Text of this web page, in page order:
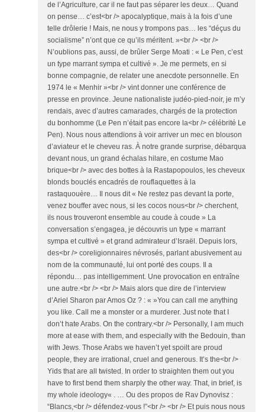
de l’Agriculture, car il ne faut pas séparer les deux… Quand
on pense… c’est<br /> apocalyptique, mais à la fois d’une
telle drôlerie ! Mais, ne nous y trompons pas… les “déçus du
socialisme” n’ont que ce qu’ils méritent. »<br /> <br />
N’oublions pas, aussi, de brûler Serge Moati : « Le Pen, c’est
un type marrant sympa et cultivé ». Je me permets, en si
bonne compagnie, de relater une anecdote personnelle. En
1974 le « Menhir »<br /> vint donner une conférence de
presse en province. Jeune nationaliste judéo-pied-noir, je m’y
rendais, avec d’autres camarades, chargés de la protection
du bonhomme (Le Pen n’était pas encore la<br /> célébrité Le
Pen). Nous nous attendions à voir arriver un mec en blouson
d’aviateur et le cheveu ras. À notre grande surprise, débarqua
devant nous, un grand échalas hilare, en costume Mao
brique<br /> avec des bottes à la Rastapopoulos, les cheveux
blonds bouclés encadrés de rouflaquettes à la
rastaquouère… Il nous dit « Ne restez pas devant la porte,
venez bouffer avec nous, si les cocos nous<br /> cherchent,
ils nous trouveront ensemble au coude à coude » La
conversation s’engagea, je découvris un type « marrant
sympa et cultivé » et grand admirateur d’Israël. Depuis lors,
des<br /> coreligionnaires névrosés, parlant abusivement au
nom de la communauté, lui ont porté des coups. Il a
répondu… pas intelligemment. Une provocation en entraîne
une autre.<br /> <br /> Mais alors que dire de l’interview
d’Ariel Sharon par Amos Oz ? : « »You can call me anything
you like. Call me a monster or a murderer. Just note that I
don’t hate Arabs. On the contrary.<br /> Personally, I am much
more at ease with them, and especially with the Bedouin, than
with Jews. Those Arabs we haven’t yet spoilt are proud
people, they are irrational, cruel and generous. It’s the<br />
Yids that are all twisted. In order to straighten them out you
have to first bend them sharply the other way. That, in brief, is
my whole ideology« . … Ou des propos de Rav Dynovisz :
“Blancs,<br /> défendez-vous !”<br /> <br /> Et puis nous nous